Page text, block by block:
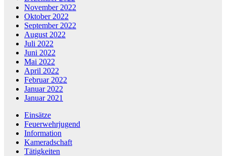
November 2022
Oktober 2022
September 2022
August 2022
Juli 2022
Juni 2022
Mai 2022
April 2022
Februar 2022
Januar 2022
Januar 2021
Einsätze
Feuerwehrjugend
Information
Kameradschaft
Tätigkeiten